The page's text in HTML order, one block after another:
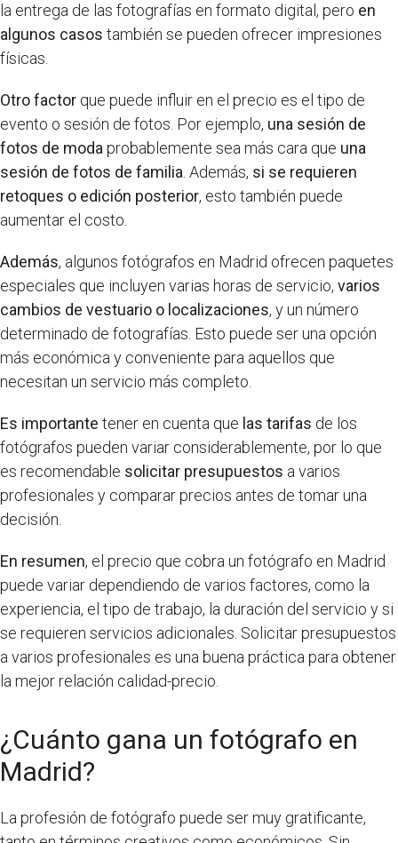
la entrega de las fotografías en formato digital, pero en
algunos casos también se pueden ofrecer impresiones
físicas.
Otro factor que puede influir en el precio es el tipo de
evento o sesión de fotos. Por ejemplo, una sesión de
fotos de moda probablemente sea más cara que una
sesión de fotos de familia . Además, si se requieren
retoques o edición posterior, esto también puede
aumentar el costo.
Además, algunos fotógrafos en Madrid ofrecen paquetes
especiales que incluyen varias horas de servicio, varios
cambios de vestuario o localizaciones, y un número
determinado de fotografías. Esto puede ser una opción
más económica y conveniente para aquellos que
necesitan un servicio más completo.
Es importante tener en cuenta que las tarifas de los
fotógrafos pueden variar considerablemente, por lo que
es recomendable solicitar presupuestos a varios
profesionales y comparar precios antes de tomar una
decisión.
En resumen, el precio que cobra un fotógrafo en Madrid
puede variar dependiendo de varios factores, como la
experiencia, el tipo de trabajo, la duración del servicio y si
se requieren servicios adicionales. Solicitar presupuestos
a varios profesionales es una buena práctica para obtener
la mejor relación calidad-precio.
¿Cuánto gana un fotógrafo en
Madrid?
La profesión de fotógrafo puede ser muy gratificante,